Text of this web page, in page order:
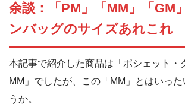
余談：「PM」「MM」「
ンバッグのサイズあれこれ
本記事で紹介した商品は「ポシェット・
MM」でしたが、この「MM」とはいった
うか。